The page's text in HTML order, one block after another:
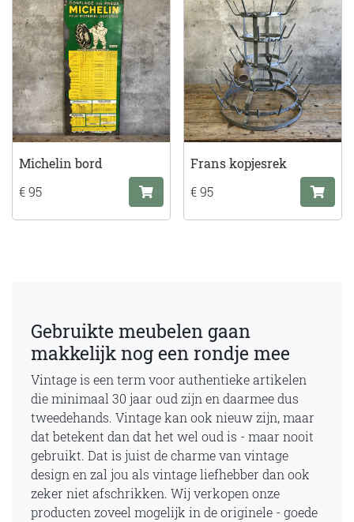
Michelin bord
€ 95
Frans kopjesrek
€ 95
Gebruikte meubelen gaan
makkelijk nog een rondje mee
Vintage is een term voor authentieke artikelen
die minimaal 30 jaar oud zijn en daarmee dus
tweedehands. Vintage kan ook nieuw zijn, maar
dat betekent dan dat het wel oud is - maar nooit
gebruikt. Dat is juist de charme van vintage
design en zal jou als vintage liefhebber dan ook
zeker niet afschrikken. Wij verkopen onze
producten zoveel mogelijk in de originele - goede